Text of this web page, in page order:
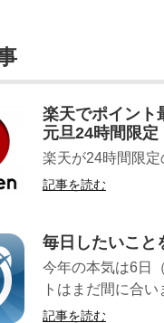
楽天でポイント
元旦24時間限定
楽天が24時間限定
記事を読む
毎日したいこと
今年の本気は6日
トはまだ間に合い
記事を読む